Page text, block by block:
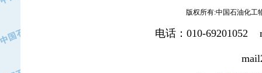
版权所有:中国石油化工
电话：010-69201052